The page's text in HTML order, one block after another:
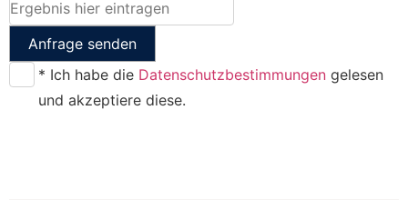
Anfrage senden
* Ich habe die Datenschutzbestimmungen gelesen
und akzeptiere diese.